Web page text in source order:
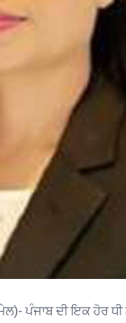
ਪੰਜਾਬ ਦੀ ਇਕ ਹੋਰ